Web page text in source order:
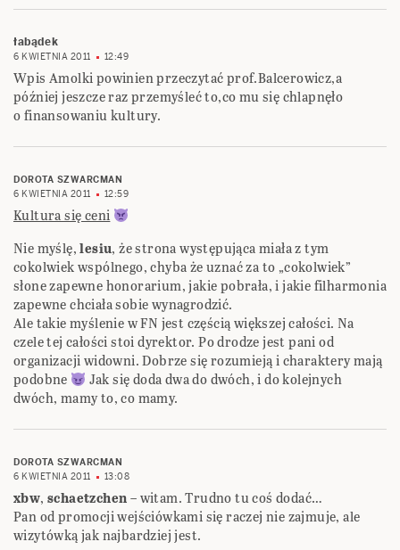
łabądek
6 KWIETNIA 2011 12:49
Wpis Amolki powinien przeczytać prof.Balcerowicz,a
później jeszcze raz przemyśleć to,co mu się chlapnęło
o finansowaniu kultury.
DOROTA SZWARCMAN
6 KWIETNIA 2011
12:59
Kultura się ceni
Nie myślę,lesiu, że strona występująca miała z tym
cokolwiek wspólnego, chyba że uznać za to „cokolwiek”
słone zapewne honorarium, jakie pobrała, i jakie filharmonia
zapewne chciała sobie wynagrodzić.
Ale takie myślenie w FN jest częścią większej całości. Na
czele tej całości stoi dyrektor. Po drodze jest pani od
organizacji widowni. Dobrze się rozumieją i charaktery mają
podobne
Jak się doda dwa do dwóch, i do kolejnych
dwóch, mamy to, co mamy.
DOROTA SZWARCMAN
6 KWIETNIA 2011
13:08
xbw,schaetzchen– witam. Trudno tu coś dodać…
Pan od promocji wejściówkami się raczej nie zajmuje, ale
wizytówką jak najbardziej jest.